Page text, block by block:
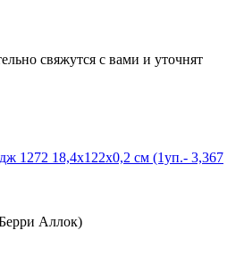
свяжутся с вами и уточнят
1272 18,4x122х0,2 см (1уп.- 3,367
Аллок)